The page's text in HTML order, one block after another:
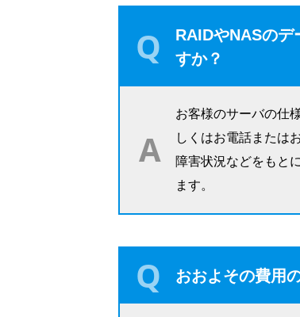
RAIDやNASのデ
すか？
お客様のサーバの仕
しくはお電話または
障害状況などをもと
ます。
おおよその費用